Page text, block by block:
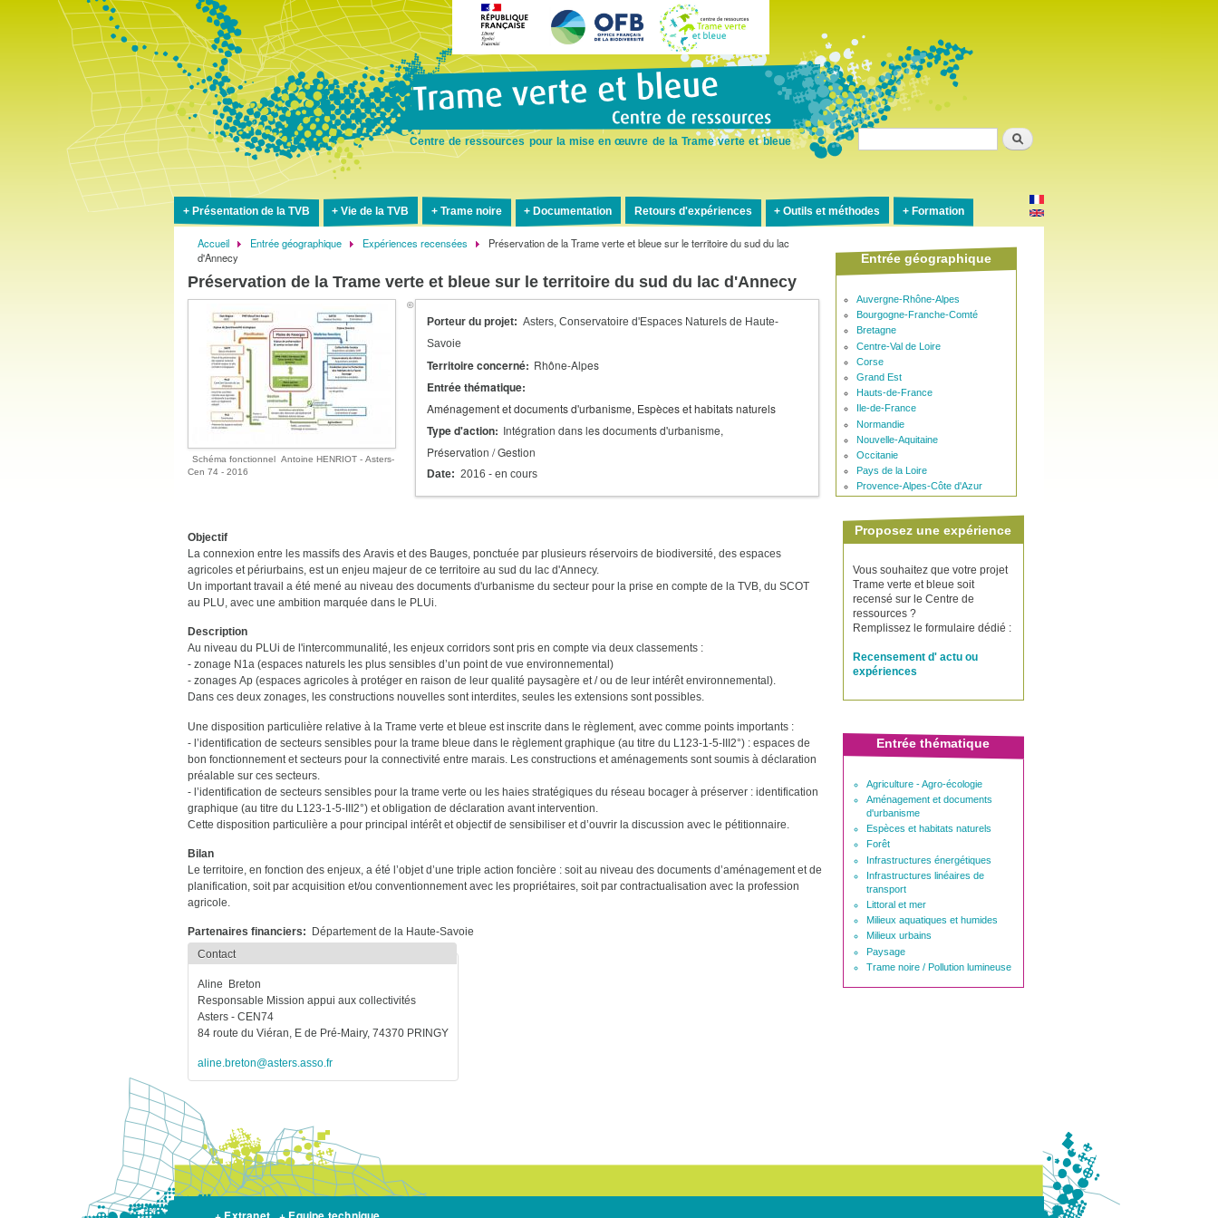
au
contenu
Centre de ressources pour la mise en œuvre de la Trame verte et bleue
Présentation de la TVB Vie de la TVB Trame noire Documentation Retours d'expériences Outils et méthodes Formation
Fil
d'Ariane
Accueil Entrée géographique Expériences recensées
Préservation de la Trame verte et bleue sur le territoire du sud du lac
d'Annecy
Préservation de la Trame verte et bleue sur le territoire du sud du lac d'Annecy
Schéma fonctionnel Antoine HENRIOT - Asters-
Cen 74 - 2016
Porteur du projet
Asters, Conservatoire d'Espaces Naturels de Haute-
Savoie
Territoire concerné Rhône-Alpes
Entrée thématique
Aménagement et documents d'urbanisme Espèces et habitats naturels
Type d'action Intégration dans les documents d'urbanisme
Préservation / Gestion
Date 2016 - en cours
Objectif
La connexion entre les massifs des Aravis et des Bauges, ponctuée par plusieurs réservoirs de biodiversité, des espaces
agricoles et périurbains, est un enjeu majeur de ce territoire au sud du lac d'Annecy.
Un important travail a été mené au niveau des documents d'urbanisme du secteur pour la prise en compte de la TVB, du SCOT
au PLU, avec une ambition marquée dans le PLUi.
Description
Au niveau du PLUi de l'intercommunalité, les enjeux corridors sont pris en compte via deux classements :
- zonage N1a (espaces naturels les plus sensibles d’un point de vue environnemental)
- zonages Ap (espaces agricoles à protéger en raison de leur qualité paysagère et / ou de leur intérêt environnemental).
Dans ces deux zonages, les constructions nouvelles sont interdites, seules les extensions sont possibles.
Une disposition particulière relative à la Trame verte et bleue est inscrite dans le règlement, avec comme points importants :
- l’identification de secteurs sensibles pour la trame bleue dans le règlement graphique (au titre du L123-1-5-III2°) : espaces de
bon fonctionnement et secteurs pour la connectivité entre marais. Les constructions et aménagements sont soumis à déclaration
préalable sur ces secteurs.
- l’identification de secteurs sensibles pour la trame verte ou les haies stratégiques du réseau bocager à préserver : identification
graphique (au titre du L123-1-5-III2°) et obligation de déclaration avant intervention.
Cette disposition particulière a pour principal intérêt et objectif de sensibiliser et d’ouvrir la discussion avec le pétitionnaire.
Bilan
Le territoire, en fonction des enjeux, a été l’objet d’une triple action foncière : soit au niveau des documents d’aménagement et de
planification, soit par acquisition et/ou conventionnement avec les propriétaires, soit par contractualisation avec la profession
agricole.
Partenaires financiers
Département de la Haute-Savoie
Contact
Aline
Breton
Responsable Mission appui aux collectivités
Asters - CEN74
84 route du Viéran, E de Pré-Mairy, 74370 PRINGY
aline.breton@asters.asso.fr
Entrée géographique
Auvergne-Rhône-Alpes
Bourgogne-Franche-Comté
Bretagne
Centre-Val de Loire
Corse
Grand Est
Hauts-de-France
Ile-de-France
Normandie
Nouvelle-Aquitaine
Occitanie
Pays de la Loire
Provence-Alpes-Côte d'Azur
Proposez une expérience
Vous souhaitez que votre projet
Trame verte et bleue soit
recensé sur le Centre de
ressources ?
Remplissez le formulaire dédié :
Recensement d' actu ou
expériences
Entrée thématique
Agriculture - Agro-écologie
Aménagement et documents
d'urbanisme
Espèces et habitats naturels
Forêt
Infrastructures énergétiques
Infrastructures linéaires de
transport
Littoral et mer
Milieux aquatiques et humides
Milieux urbains
Paysage
Trame noire / Pollution lumineuse